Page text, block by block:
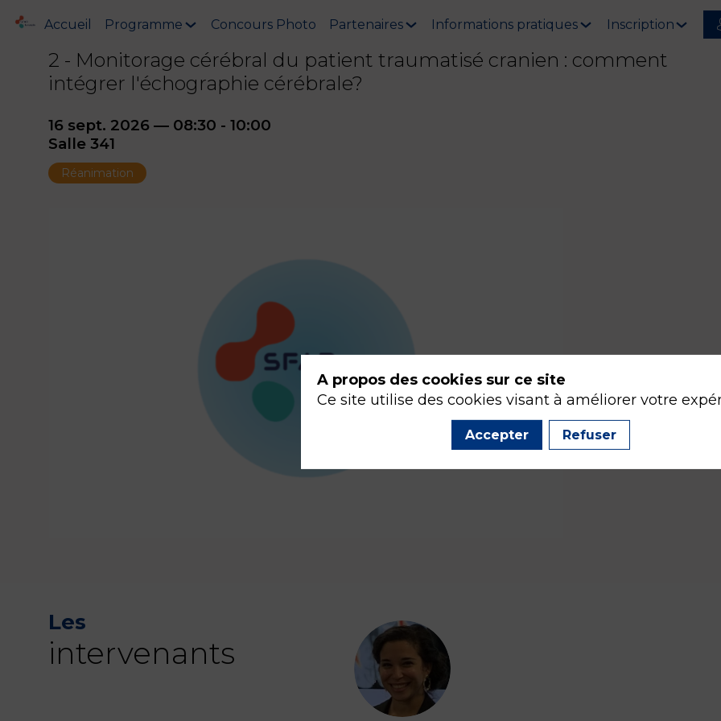
Accueil Programme Concours Photo Partenaires Informations pratiques Inscription
2 - Monitorage cérébral du patient traumatisé cranien : comment
intégrer l'échographie cérébrale?
16 sept. 2026 — 08:30 - 10:00
Salle 341
Réanimation
Les
intervenants AJ
A propos des cookies sur ce site
Ce site utilise des cookies visant à améliorer votre
Accepter Refuser